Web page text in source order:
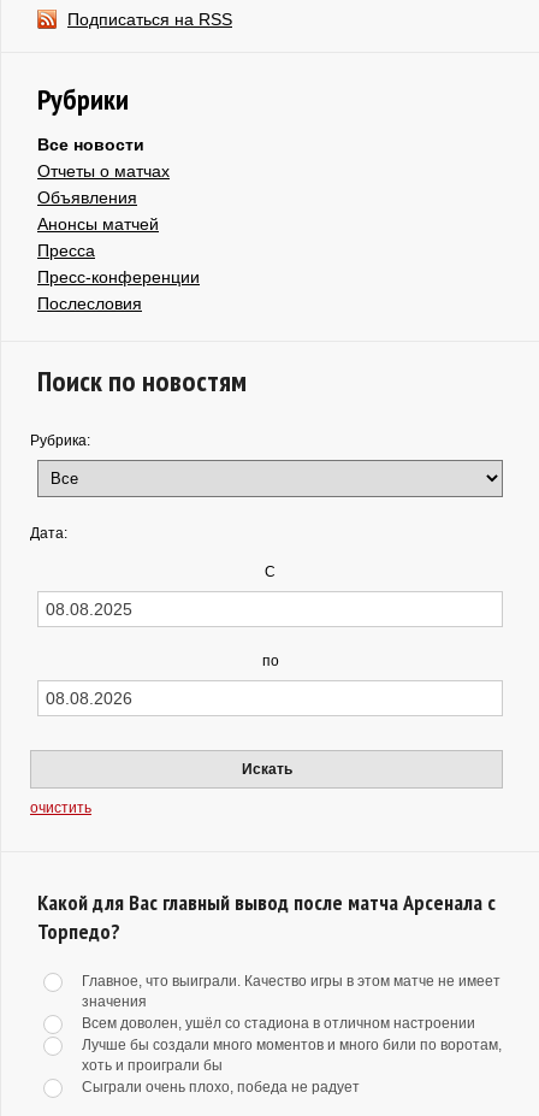
Подписаться на RSS
Рубрики
Все новости
Отчеты о матчах
Объявления
Анонсы матчей
Пресса
Пресс-конференции
Послесловия
Поиск по новостям
Рубрика:
Дата:
С
по
Искать
очистить
Какой для Вас главный вывод после матча Арсенала с
Торпедо?
Главное, что выиграли. Качество игры в этом матче не имеет
значения
Всем доволен, ушёл со стадиона в отличном настроении
Лучше бы создали много моментов и много били по воротам,
хоть и проиграли бы
Сыграли очень плохо, победа не радует